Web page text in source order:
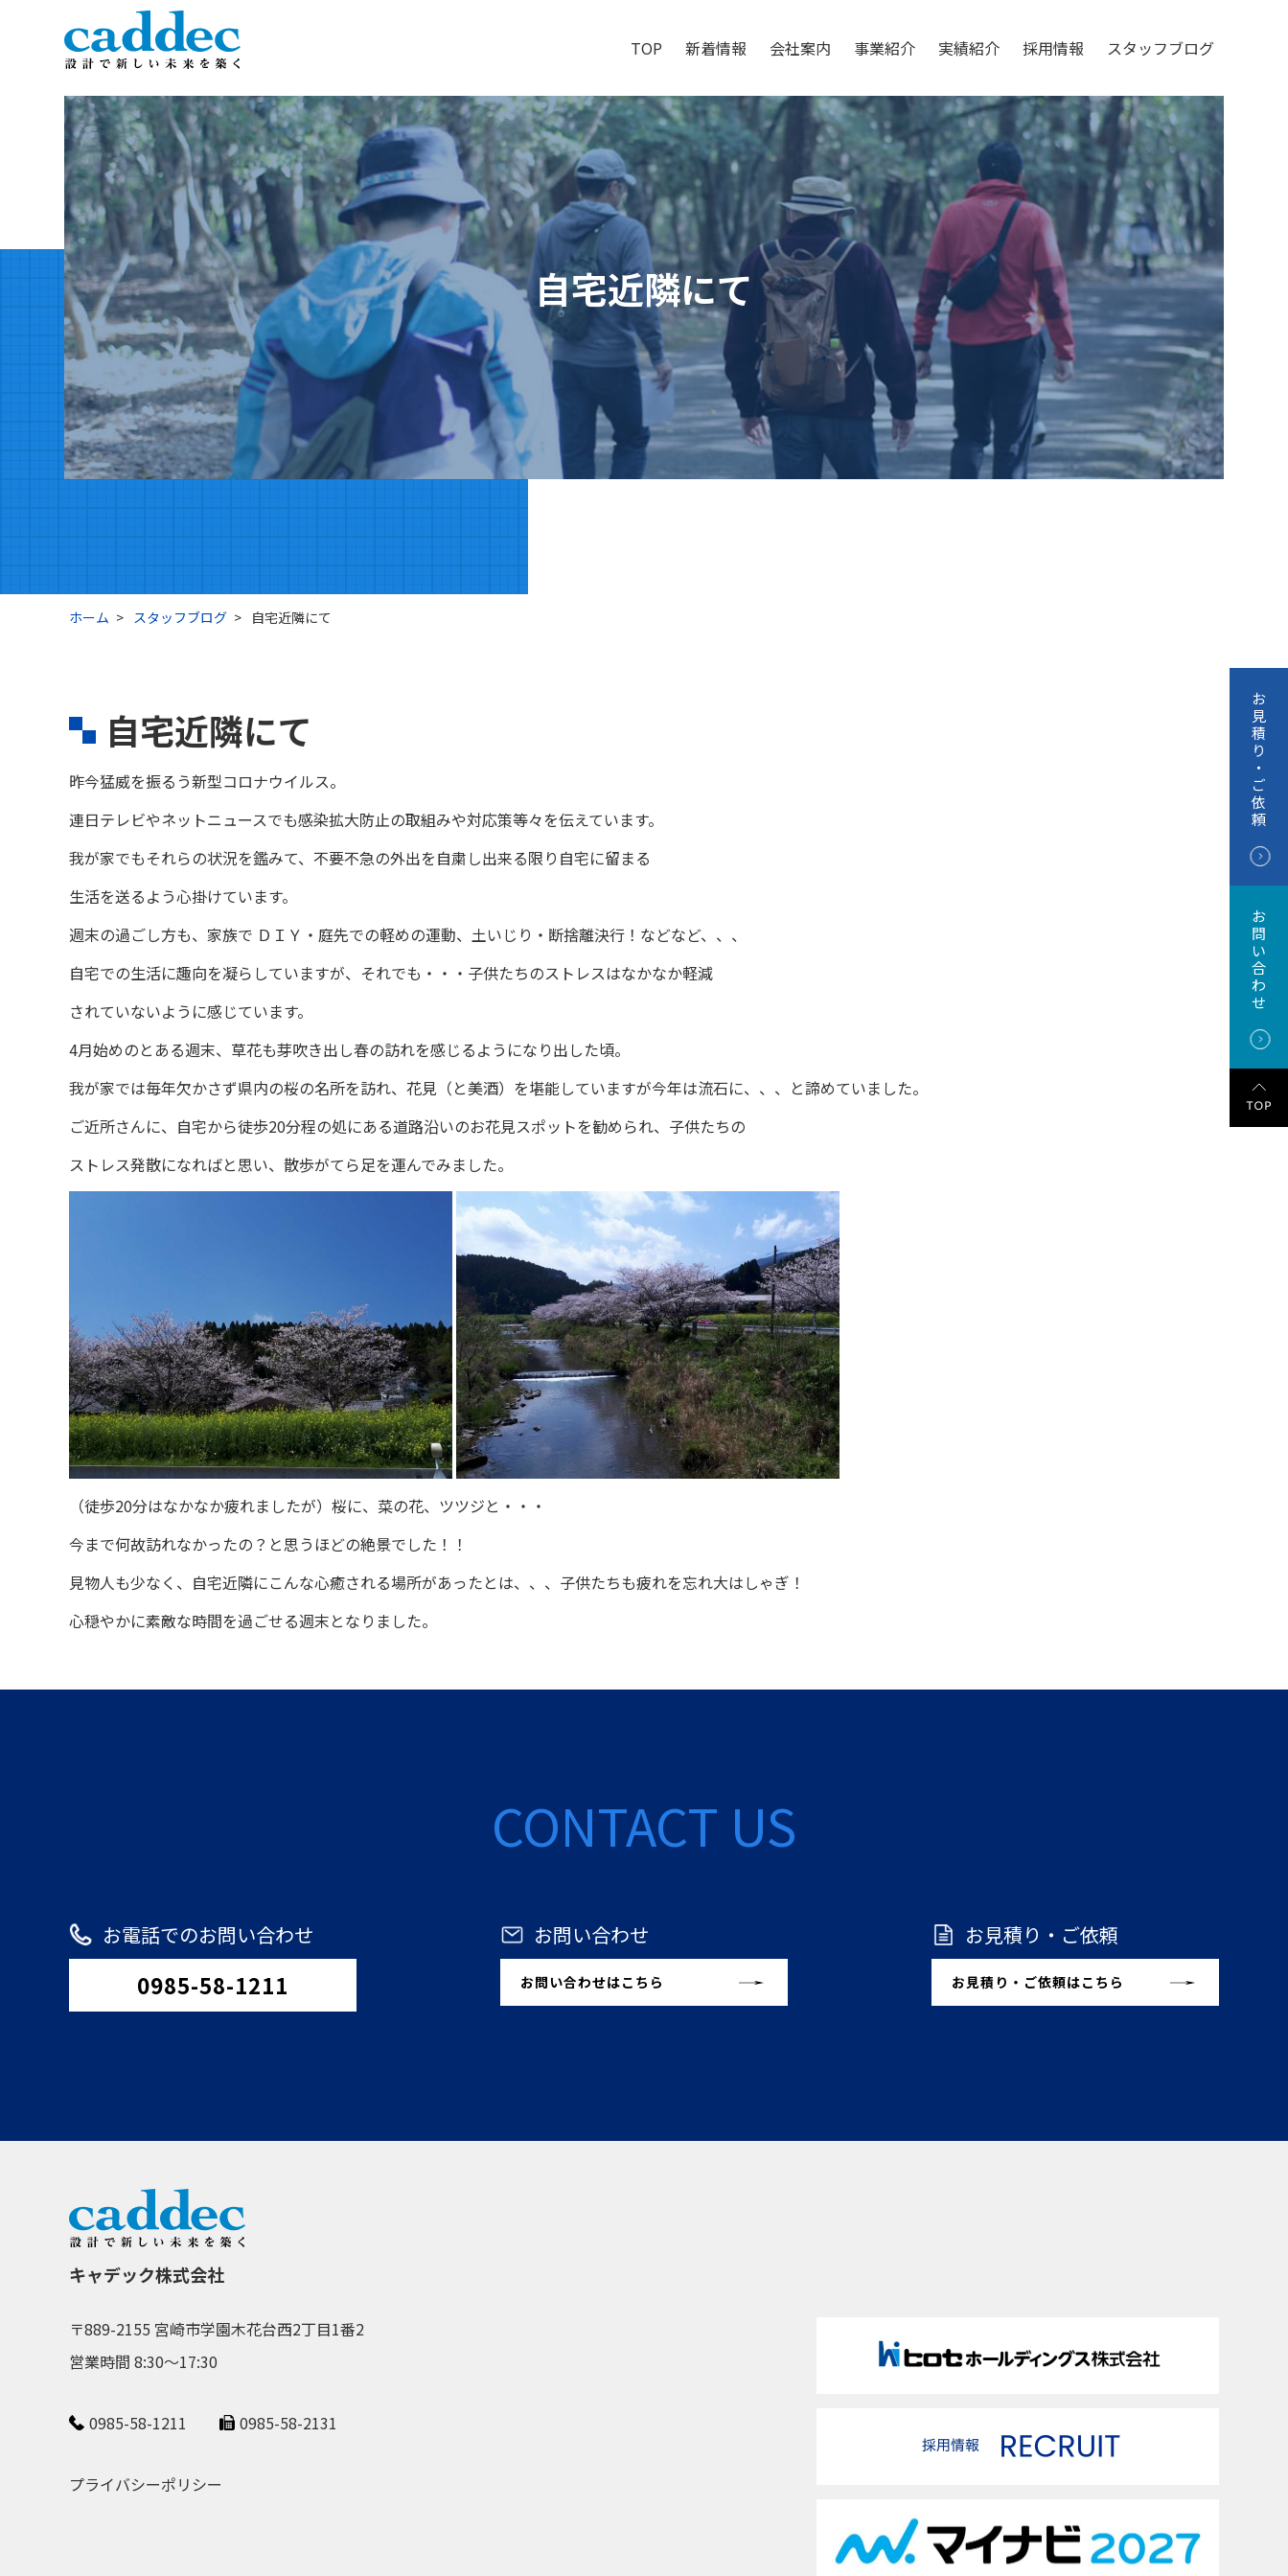
TOP 新着情報 会社案内 事業紹介 実績紹介 採用情報 スタッフブログ
自宅近隣にて
ホーム スタッフブログ 自宅近隣にて
自宅近隣にて
昨今猛威を振るう新型コロナウイルス。
連日テレビやネットニュースでも感染拡大防止の取組みや対応策等々を伝えています。
我が家でもそれらの状況を鑑みて、不要不急の外出を自粛し出来る限り自宅に留まる
生活を送るよう心掛けています。
週末の過ごし方も、家族で ＤＩＹ・庭先での軽めの運動、土いじり・断捨離決行！などなど、、、
自宅での生活に趣向を凝らしていますが、それでも・・・子供たちのストレスはなかなか軽減
されていないように感じています。
4月始めのとある週末、草花も芽吹き出し春の訪れを感じるようになり出した頃。
我が家では毎年欠かさず県内の桜の名所を訪れ、花見（と美酒）を堪能していますが今年は流石に、、、と諦めていました。
ご近所さんに、自宅から徒歩20分程の処にある道路沿いのお花見スポットを勧められ、子供たちの
ストレス発散になればと思い、散歩がてら足を運んでみました。
（徒歩20分はなかなか疲れましたが）桜に、菜の花、ツツジと・・・
今まで何故訪れなかったの？と思うほどの絶景でした！！
見物人も少なく、自宅近隣にこんな心癒される場所があったとは、、、子供たちも疲れを忘れ大はしゃぎ！
心穏やかに素敵な時間を過ごせる週末となりました。
CONTACT US
お電話でのお問い合わせ
0985-58-1211
お問い合わせ
お問い合わせはこちら
お見積り・ご依頼
お見積り・ご依頼はこちら
お
見
積
り
・
ご
依
頼
お
問
い
合
わ
せ
キャデック株式会社
〒889-2155 宮崎市学園木花台西2丁目1番2
営業時間 8:30～17:30
0985-58-1211 0985-58-2131
プライバシーポリシー